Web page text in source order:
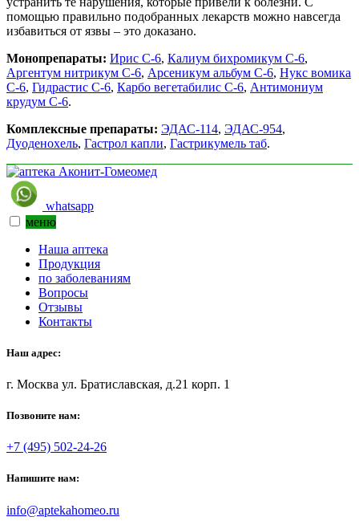
помощью правильно подобранных лекарств можно навсегда
избавиться от язвы – это доказано.
Монопрепараты: Ирис С-6, Калиум бихромикум С-6,
Аргентум нитрикум С-6, Арсеникум альбум С-6, Нукс вомика
С-6, Гидрастис С-6, Карбо вегетабилис С-6, Антимониум
крудум С-6.
Комплексные препараты: ЭДАС-114, ЭДАС-954,
Дуоденохель, Гастрол капли, Гастрикумель таб.
whatsapp
меню
Наша аптека
Продукция
по заболеваниям
Вопросы
Отзывы
Контакты
Наш адрес:
г. Москва ул. Братиславская, д.21 корп. 1
Позвоните нам:
+7 (495) 502-24-26
Напишите нам:
info@aptekahomeo.ru